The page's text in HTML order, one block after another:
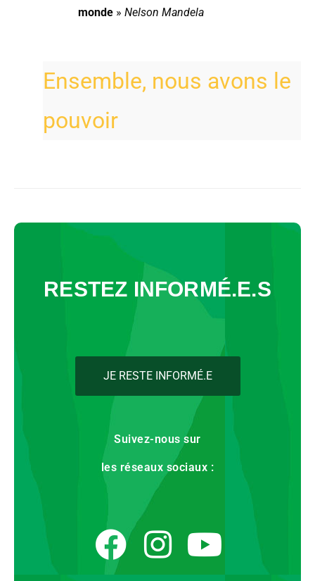
monde» Nelson Mandela
Ensemble, nous avons le
pouvoir
RESTEZ INFORMÉ.E.S
JE RESTE INFORMÉ.E
Suivez-nous sur
les réseaux sociaux :